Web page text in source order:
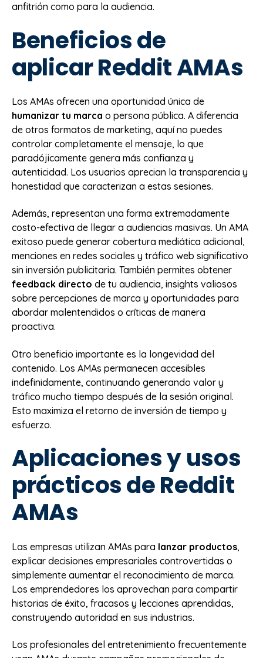
anfitrión como para la audiencia.
Beneficios de
aplicar Reddit AMAs
Los AMAs ofrecen una oportunidad única de
humanizar tu marca o persona pública. A diferencia
de otros formatos de marketing, aquí no puedes
controlar completamente el mensaje, lo que
paradójicamente genera más confianza y
autenticidad. Los usuarios aprecian la transparencia y
honestidad que caracterizan a estas sesiones.
Además, representan una forma extremadamente
costo-efectiva de llegar a audiencias masivas. Un AMA
exitoso puede generar cobertura mediática adicional,
menciones en redes sociales y tráfico web significativo
sin inversión publicitaria. También permites obtener
feedback directo de tu audiencia, insights valiosos
sobre percepciones de marca y oportunidades para
abordar malentendidos o críticas de manera
proactiva.
Otro beneficio importante es la longevidad del
contenido. Los AMAs permanecen accesibles
indefinidamente, continuando generando valor y
tráfico mucho tiempo después de la sesión original.
Esto maximiza el retorno de inversión de tiempo y
esfuerzo.
Aplicaciones y usos
prácticos de Reddit
AMAs
Las empresas utilizan AMAs para lanzar productos,
explicar decisiones empresariales controvertidas o
simplemente aumentar el reconocimiento de marca.
Los emprendedores los aprovechan para compartir
historias de éxito, fracasos y lecciones aprendidas,
construyendo autoridad en sus industrias.
Los profesionales del entretenimiento frecuentemente